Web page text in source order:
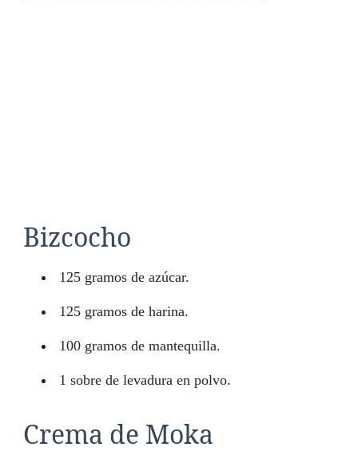
Bizcocho
125 gramos de azúcar.
125 gramos de harina.
100 gramos de mantequilla.
1 sobre de levadura en polvo.
Crema de Moka